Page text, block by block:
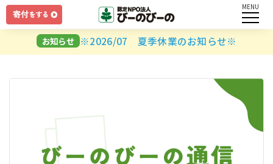
ログイン
ログインしたままにする
MENU
お知らせ ※2026/07 夏季休業のお知らせ※